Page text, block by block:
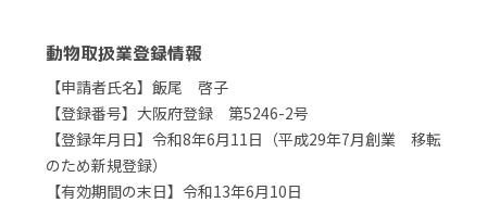
動物取扱業登録情報
【申請者氏名】飯尾 啓子
【登録番号】大阪府登録 第5246-2号
【登録年月日】令和8年6月11日（平成29年7月創業 移転
のため新規登録）
【有効期間の末日】令和13年6月10日